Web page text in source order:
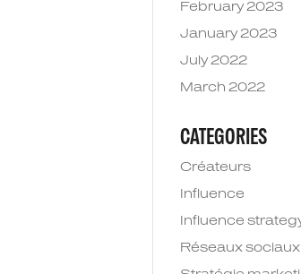
February 2023
January 2023
July 2022
March 2022
CATEGORIES
Créateurs
Influence
Influence
Réseaux sociaux